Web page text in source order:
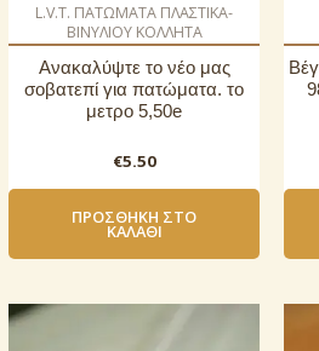
L.V.T. ΠΑΤΩΜΑΤΑ ΠΛΑΣΤΙΚΑ-
ΒΙΝΥΛΙΟΥ ΚΟΛΛΗΤΑ
Ανακαλύψτε το νέο μας
σοβατεπί για πατώματα. το
μετρο 5,50e
€5.50
ΠΡΟΣΘΉΚΗ ΣΤΟ
ΚΑΛΆΘΙ